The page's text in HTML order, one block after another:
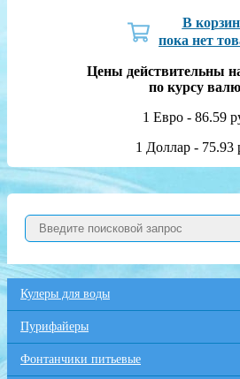
В
пока нет
Цены действительны
по курсу
1 Евро - 86.59
1 Доллар - 75.93
Кулеры для воды
Пурифайеры
Фонтанчики питьевые